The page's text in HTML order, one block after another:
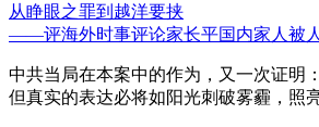
从睁眼之罪到越洋要挟
——评海外时事评论家长平国内家人被
中共当局在本案中的作为，又一次证明
但真实的表达必将如阳光刺破雾霾，照